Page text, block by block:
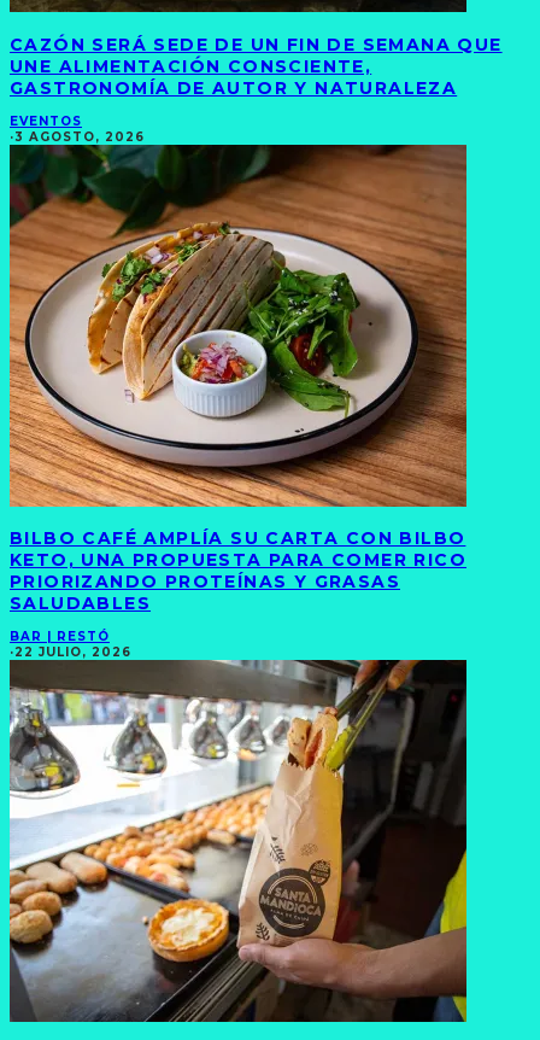
CAZÓN SERÁ SEDE DE UN FIN DE SEMANA QUE
UNE ALIMENTACIÓN CONSCIENTE,
GASTRONOMÍA DE AUTOR Y NATURALEZA
EVENTOS
·3 AGOSTO, 2026
BILBO CAFÉ AMPLÍA SU CARTA CON BILBO
KETO, UNA PROPUESTA PARA COMER RICO
PRIORIZANDO PROTEÍNAS Y GRASAS
SALUDABLES
BAR | RESTÓ
·22 JULIO, 2026